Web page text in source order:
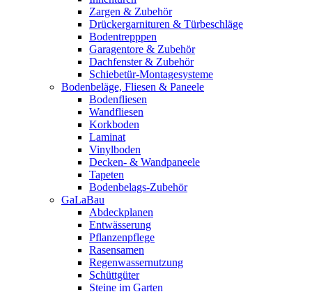
Zargen & Zubehör
Drückergarnituren & Türbeschläge
Bodentrepppen
Garagentore & Zubehör
Dachfenster & Zubehör
Schiebetür-Montagesysteme
Bodenbeläge, Fliesen & Paneele
Bodenfliesen
Wandfliesen
Korkboden
Laminat
Vinylboden
Decken- & Wandpaneele
Tapeten
Bodenbelags-Zubehör
GaLaBau
Abdeckplanen
Entwässerung
Pflanzenpflege
Rasensamen
Regenwassernutzung
Schüttgüter
Steine im Garten